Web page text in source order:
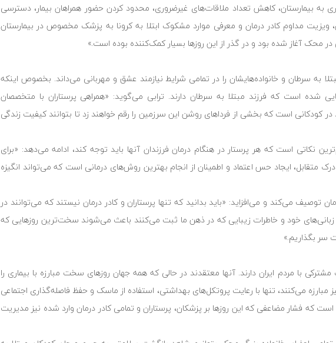
به بیمارستان، کاهش تعداد ملاقات‌های غیرضروری، محدود کردن حضور همراهان بیمار، دسترسی
ویزیت مداوم کادر درمان و معرفی موارد مشکوک ابتلا به کرونا به پزشک مخصوص در بیمارستان
محک آغاز شده بود و در گذر از این روزها بسیار کمک‌کننده بوده است.»
به سرطان و خانواده‌هایشان را در تمامی شرایط نیازمند عشق و مهربانی می‌داند. بخصوص اینکه
شده است که فرزند مبتلا به سرطان دارند. ترابی می‌گوید: «همراهی پرستاران با متخصصان
در کودکانی است که بخشی از فرداهای روشن این سرزمین را رقم خواهند زد تا بتوانند کیفیت زندگی
نکاتی است که هر پرستار در هنگام درمان فرزندان آنها باید توجه کند، ادامه می‌دهد: «برای
متقابل، ایجاد حس اعتماد و اطمینان از انجام بهترین روش‌های درمانی است که می‌تواند انگیزه
توصیف می‌کند و می‌افزاید: «باید بدانید که تنها پرستاران و کادر درمان نیستند که می‌توانند در
زبانی‌های خود و خاطرات زیبایی که در ذهن‌ ما ثبت می‌کنند باعث می‌شوند سخت‌ترین روزهایی که
بگذاریم.»
با مردم ایران دارند. آنها معتقدند در حالی که همه جهان روزهای سخت مبارزه با بیماری را
مبارزه می‌کنند، تنها با رعایت پروتکل‌های بهداشتی، استفاده از ماسک و حفظ فاصله‌گذاری اجتماعی
که فشار مضاعفی که این روزها بر پزشکان، پرستاران و تمامی کادر درمان وارد شده‌ نیز مدیریت